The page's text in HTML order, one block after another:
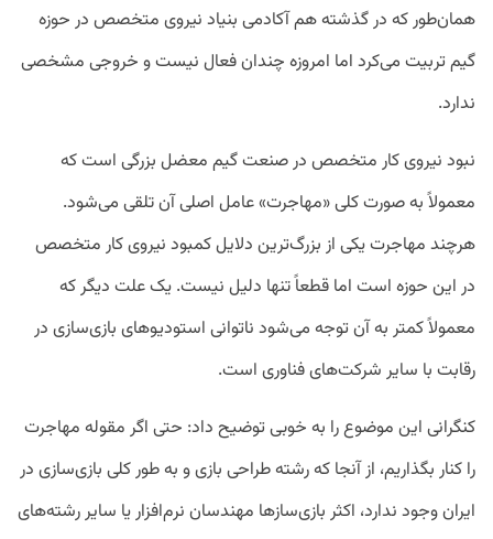
همان‌طور که در گذشته هم آکادمی بنیاد نیروی متخصص در حوزه
گیم تربیت می‌کرد اما امروزه چندان فعال نیست و خروجی مشخصی
ندارد.
نبود نیروی کار متخصص در صنعت گیم معضل بزرگی است که
معمولاً به‌ صورت کلی «مهاجرت» عامل اصلی آن تلقی می‌شود.
هرچند مهاجرت یکی از بزرگ‌ترین دلایل کمبود نیروی کار متخصص
در این حوزه است اما قطعاً تنها دلیل نیست. یک علت دیگر که
معمولاً کمتر به آن توجه می‌شود ناتوانی استودیو‌های بازی‌سازی در
رقابت با سایر شرکت‌های فناوری است.
کنگرانی این موضوع را به خوبی توضیح داد: حتی اگر مقوله مهاجرت
را کنار بگذاریم، از آنجا که رشته طراحی بازی و به‌ طور کلی بازی‌سازی در
ایران وجود ندارد، اکثر بازی‌ساز‌ها مهندسان نرم‌افزار یا سایر رشته‌های